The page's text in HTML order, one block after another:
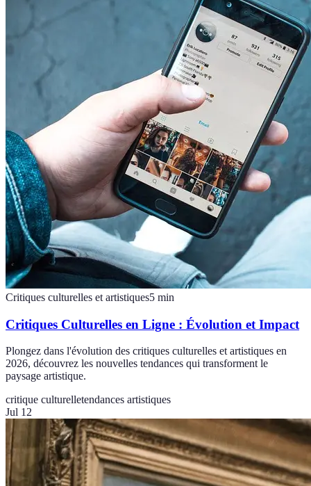
Critiques culturelles et artistiques5 min
Critiques Culturelles en Ligne : Évolution et Impact
Plongez dans l'évolution des critiques culturelles et artistiques en
2026, découvrez les nouvelles tendances qui transforment le
paysage artistique.
critique culturelletendances artistiques
Jul 12